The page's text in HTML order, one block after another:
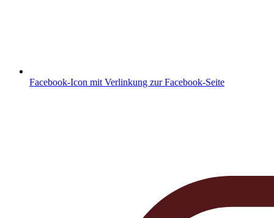
Facebook-Icon mit Verlinkung zur Facebook-Seite